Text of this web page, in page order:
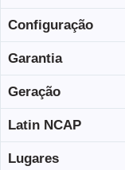
Configuração
Garantia
Geração
Latin NCAP
Lugares